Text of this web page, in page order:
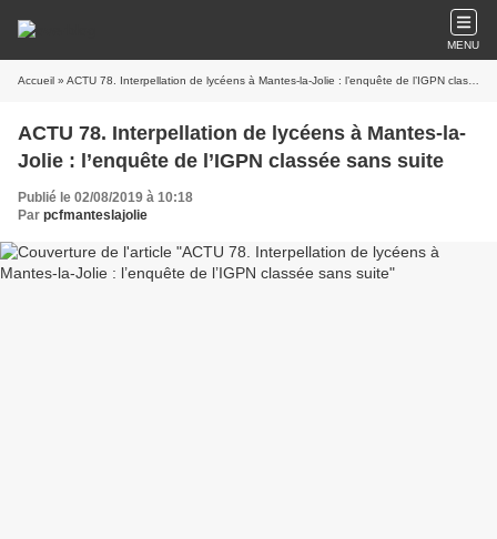
MENU
Accueil » ACTU 78. Interpellation de lycéens à Mantes-la-Jolie : l’enquête de l’IGPN classée sans suite
ACTU 78. Interpellation de lycéens à Mantes-la-
Jolie : l’enquête de l’IGPN classée sans suite
Publié le 02/08/2019 à 10:18
Par pcfmanteslajolie